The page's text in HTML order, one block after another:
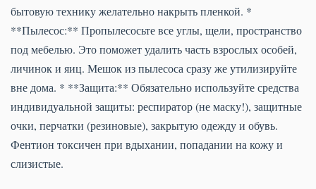
бытовую технику желательно накрыть пленкой. *
**Пылесос:** Пропылесосьте все углы, щели, пространство
под мебелью. Это поможет удалить часть взрослых особей,
личинок и яиц. Мешок из пылесоса сразу же утилизируйте
вне дома. * **Защита:** Обязательно используйте средства
индивидуальной защиты: респиратор (не маску!), защитные
очки, перчатки (резиновые), закрытую одежду и обувь.
Фентион токсичен при вдыхании, попадании на кожу и
слизистые.